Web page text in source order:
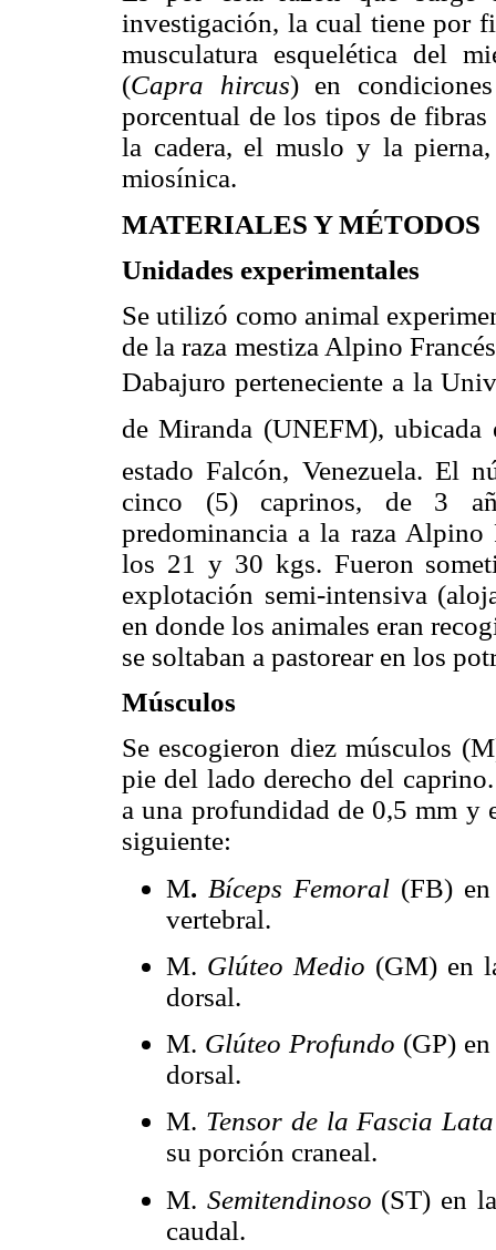
investigación, la cual tiene por
musculatura esquelética del
(Capra hircus) en
porcentual de los tipos de
la cadera, el muslo y la
miosínica.
MATERIALES Y MÉTODOS
Unidades experimentales
Se utilizó como animal
de la raza mestiza Alpino
Dabajuro perteneciente a la
de Miranda (UNEFM),
estado Falcón, Venezuela. El
cinco (5) caprinos, de 3
predominancia a la raza Alpino
los 21 y 30 kgs. Fueron
explotación semi-intensiva
en donde los animales eran
se soltaban a pastorear en los
Músculos
Se escogieron diez músculos
pie del lado derecho del
a una profundidad de 0,5 mm y
siguiente:
M. Bíceps Femoral(FB) en
vertebral.
M. Glúteo Medio (GM) en
dorsal.
M. Glúteo Profundo (GP)
dorsal.
M. Tensor de la Fascia Lata
su porción craneal.
M. Semitendinoso (ST) en
caudal.